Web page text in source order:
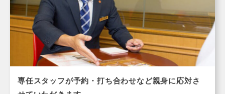
専任スタッフが予約・打ち合わせなど親身に応対さ